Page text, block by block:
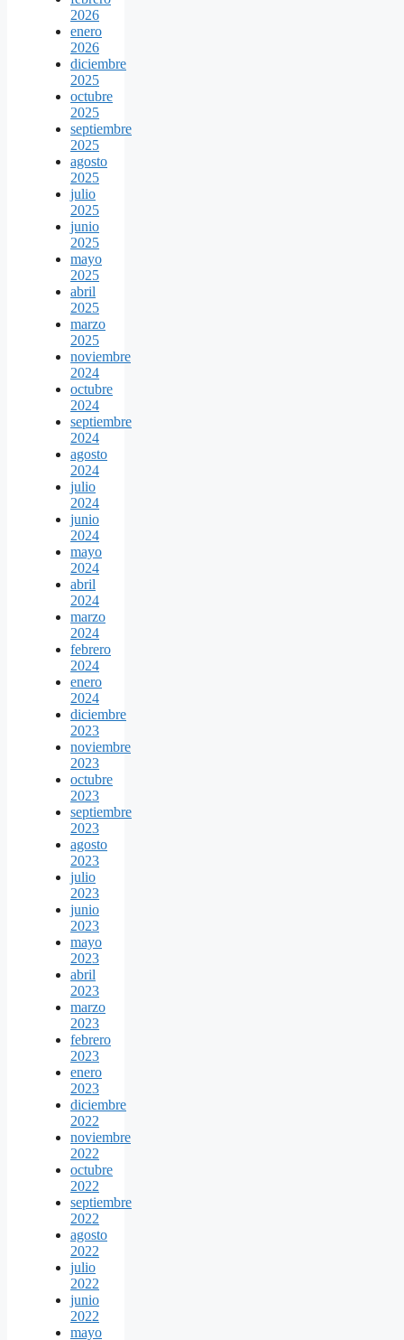
2026
enero
2026
diciembre
2025
octubre
2025
septiembre
2025
agosto
2025
julio
2025
junio
2025
mayo
2025
abril
2025
marzo
2025
noviembre
2024
octubre
2024
septiembre
2024
agosto
2024
julio
2024
junio
2024
mayo
2024
abril
2024
marzo
2024
febrero
2024
enero
2024
diciembre
2023
noviembre
2023
octubre
2023
septiembre
2023
agosto
2023
julio
2023
junio
2023
mayo
2023
abril
2023
marzo
2023
febrero
2023
enero
2023
diciembre
2022
noviembre
2022
octubre
2022
septiembre
2022
agosto
2022
julio
2022
junio
2022
mayo